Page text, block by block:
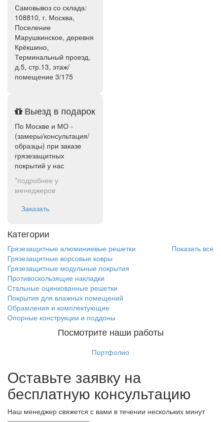
Самовывоз со склада:
108810, г. Москва,
Поселение
Марушкинское, деревня
Крёкшино,
Терминальный проезд,
д.5, стр.13, этаж/
помещение 3/175
Выезд в подарок
По Москве и МО -
(замеры/консультация/
образцы) при заказе
грязезащитных
покрытий у нас
*подробнее у
менеджеров
Заказать
Категории
Показать все
Грязезащитные алюминиевые решетки
Грязезащитные ворсовые ковры
Грязезащитные модульные покрытия
Противоскользящие накладки
Стальные оцинкованные решетки
Покрытия для влажных помещений
Обрамления и комплектующие
Опорные конструкции и поддоны
Посмотрите наши работы
Портфолио
Оставьте заявку на
бесплатную консультацию
Наш менеджер свяжется с вами в течении нескольких минут